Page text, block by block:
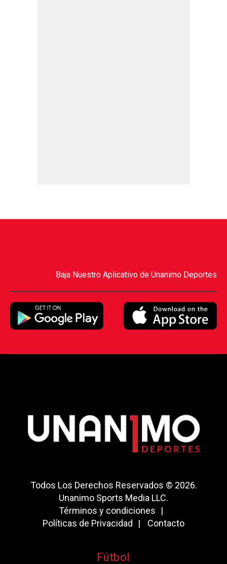
Baja Nuestro Aplicativo de Unanimo Deportes
Todos Los Derechos Reservados © 2026.
Unanimo Sports Media LLC.
Términos y condiciones
Políticas de Privacidad
Contacto
Fútbol